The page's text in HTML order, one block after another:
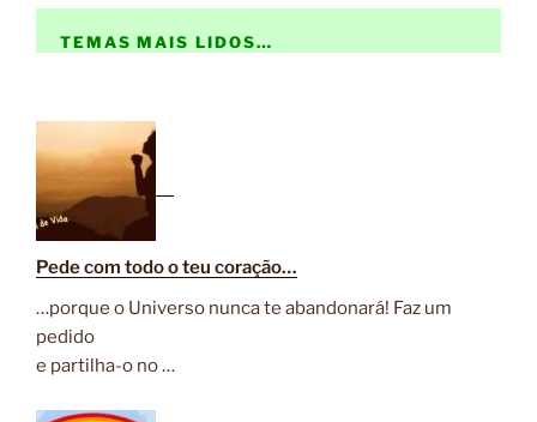
TEMAS MAIS LIDOS…
Pede com todo o teu coração…
…porque o Universo nunca te abandonará! Faz um
pedido
e partilha-o no …